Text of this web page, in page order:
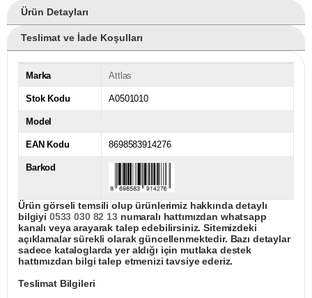
Ürün Detayları
Teslimat ve İade Koşulları
Marka Attlas
Stok Kodu A0501010
Model
EAN Kodu 8698583914276
Barkod
Ürün görseli temsili olup ürünlerimiz hakkında detaylı
bilgiyi 0533 030 82 13numaralı hattımızdan whatsapp
kanalı veya arayarak talep edebilirsiniz. Sitemizdeki
açıklamalar sürekli olarak güncellenmektedir. Bazı detaylar
sadece kataloglarda yer aldığı için mutlaka destek
hattımızdan bilgi talep etmenizi tavsiye ederiz.
Teslimat Bilgileri